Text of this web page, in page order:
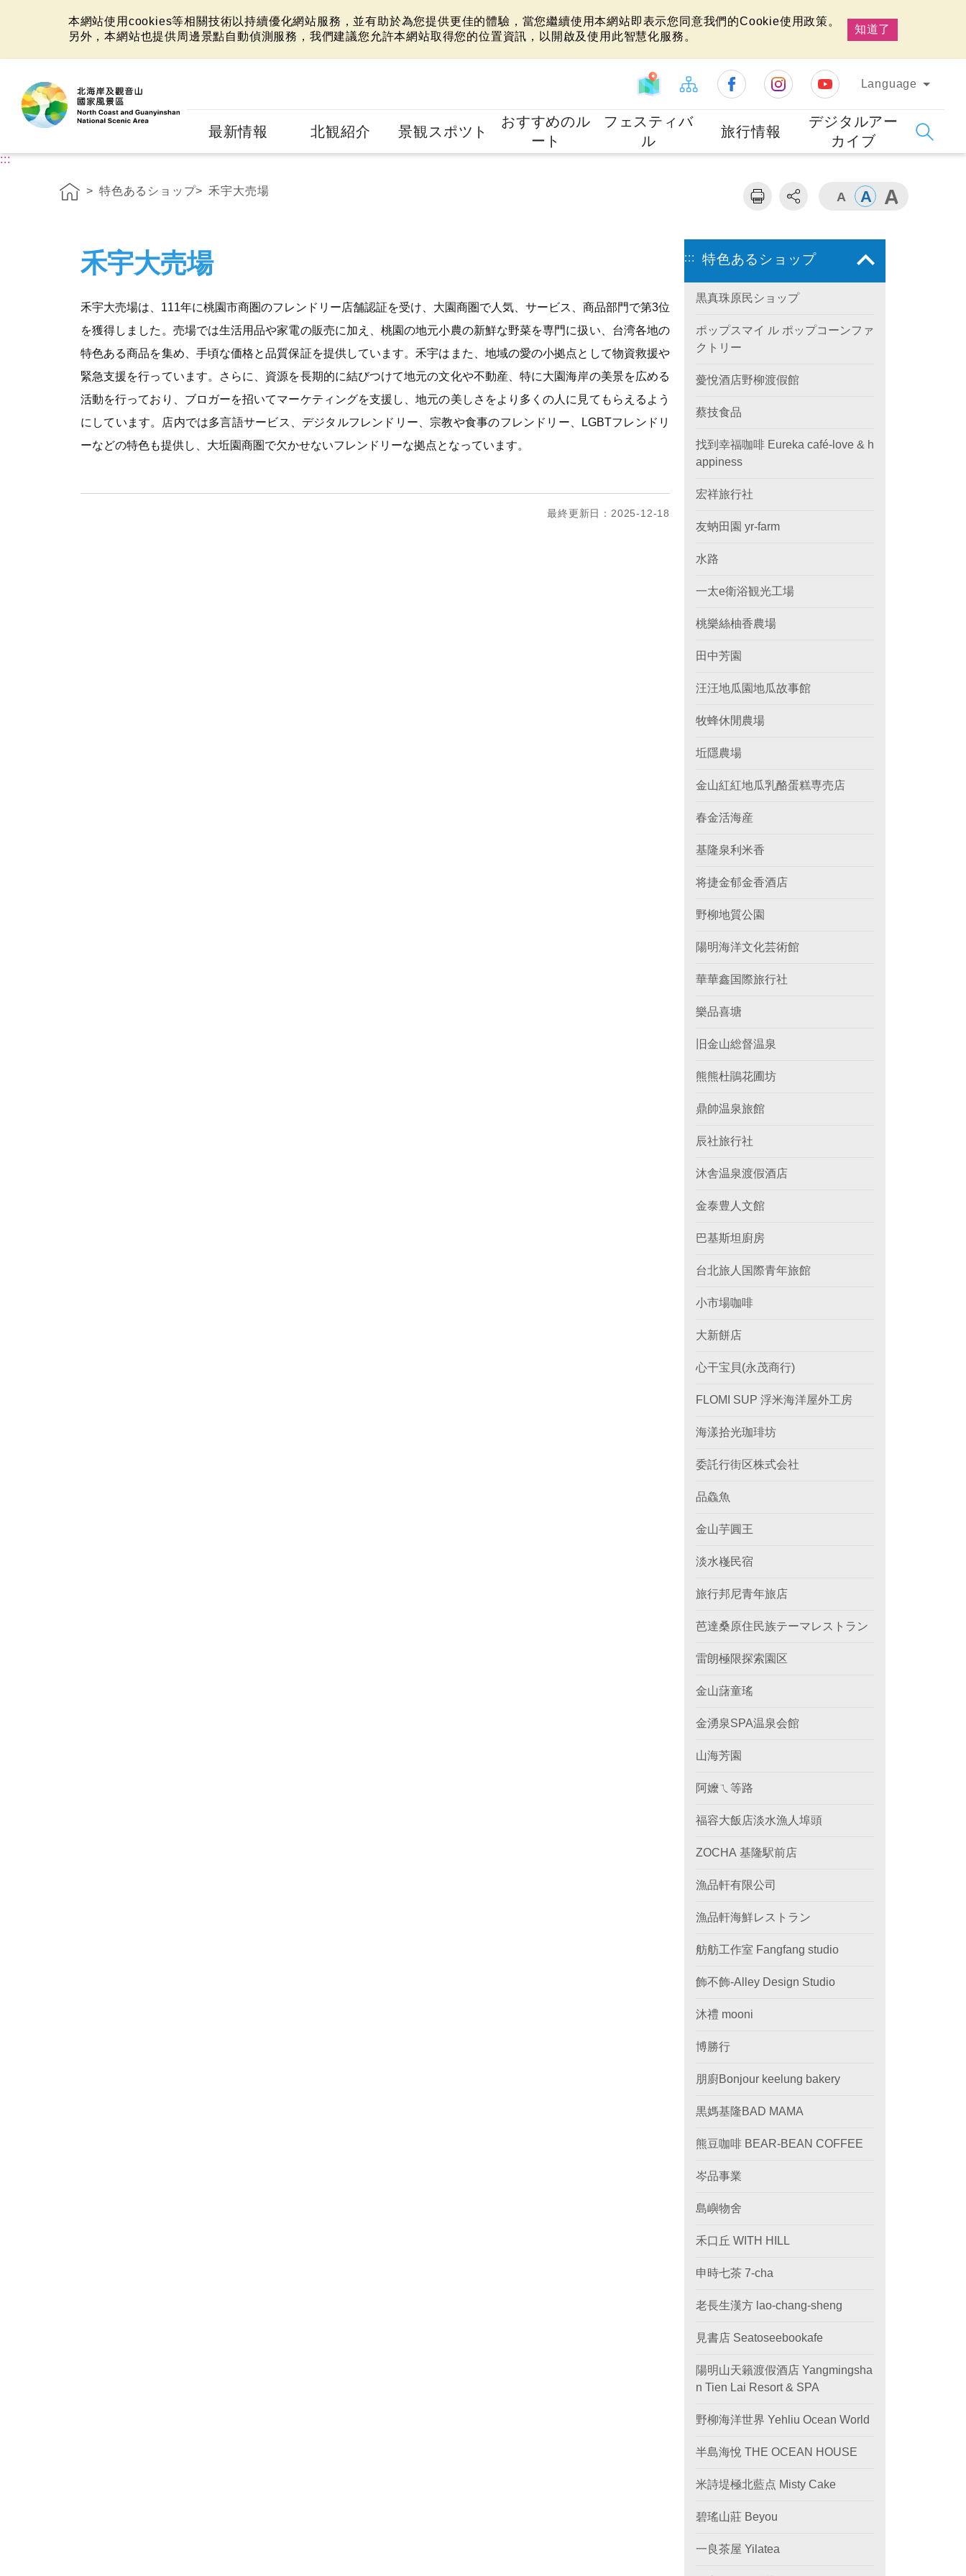
本網站使用cookies等相關技術以持續優化網站服務，並有助於為您提供更佳的體驗，當您繼續使用本網站即表示您同意我們的Cookie使用政策。
另外，本網站也提供周邊景點自動偵測服務，我們建議您允許本網站取得您的位置資訊，以開啟及使用此智慧化服務。
知道了
Language
最新情報 北観紹介 景観スポツト
おすすめのル
ート
フェスティバ
ル
旅行情報
デジタルアー
カイブ
:::
特色あるショップ 禾宇大売場
禾宇大売場
禾宇大売場は、111年に桃園市商圏のフレンドリー店舗認証を受け、大園商圏で人気、サービス、商品部門で第3位
を獲得しました。売場では生活用品や家電の販売に加え、桃園の地元小農の新鮮な野菜を専門に扱い、台湾各地の
特色ある商品を集め、手頃な価格と品質保証を提供しています。禾宇はまた、地域の愛の小拠点として物資救援や
緊急支援を行っています。さらに、資源を長期的に結びつけて地元の文化や不動産、特に大園海岸の美景を広める
活動を行っており、ブロガーを招いてマーケティングを支援し、地元の美しさをより多くの人に見てもらえるよう
にしています。店内では多言語サービス、デジタルフレンドリー、宗教や食事のフレンドリー、LGBTフレンドリ
ーなどの特色も提供し、大坵園商圏で欠かせないフレンドリーな拠点となっています。
最終更新日：2025-12-18
::: 特色あるショップ
黒真珠原民ショップ
ポップスマイ ル ポップコーンファ
クトリー
薆悅酒店野柳渡假館
蔡技食品
找到幸福咖啡 Eureka café-love & h
appiness
宏祥旅行社
友蚋田園 yr-farm
水路
一太e衛浴観光工場
桃樂絲柚香農場
田中芳園
汪汪地瓜園地瓜故事館
牧蜂休閒農場
坵隱農場
金山紅紅地瓜乳酪蛋糕専売店
春金活海産
基隆泉利米香
将捷金郁金香酒店
野柳地質公園
陽明海洋文化芸術館
華華鑫国際旅行社
樂品喜塘
旧金山総督温泉
熊熊杜鵑花圃坊
鼎帥温泉旅館
辰社旅行社
沐舎温泉渡假酒店
金泰豊人文館
巴基斯坦廚房
台北旅人国際青年旅館
小市場咖啡
大新餅店
心干宝貝(永茂商行)
FLOMI SUP 浮米海洋屋外工房
海漾拾光珈琲坊
委託行街区株式会社
品鱻魚
金山芋圓王
淡水嶘民宿
旅行邦尼青年旅店
芭達桑原住民族テーマレストラン
雷朗極限探索園区
金山藷童瑤
金湧泉SPA温泉会館
山海芳園
阿嬤ㄟ等路
福容大飯店淡水漁人埠頭
ZOCHA 基隆駅前店
漁品軒有限公司
漁品軒海鮮レストラン
舫舫工作室 Fangfang studio
飾不飾-Alley Design Studio
沐禮 mooni
博勝行
朋廚Bonjour keelung bakery
黒媽基隆BAD MAMA
熊豆咖啡 BEAR-BEAN COFFEE
岑品事業
島嶼物舍
禾口丘 WITH HILL
申時七茶 7-cha
老長生漢方 lao-chang-sheng
見書店 Seatoseebookafe
陽明山天籟渡假酒店 Yangmingsha
n Tien Lai Resort & SPA
野柳海洋世界 Yehliu Ocean World
半島海悅 THE OCEAN HOUSE
米詩堤極北藍点 Misty Cake
碧瑤山莊 Beyou
一良茶屋 Yilatea